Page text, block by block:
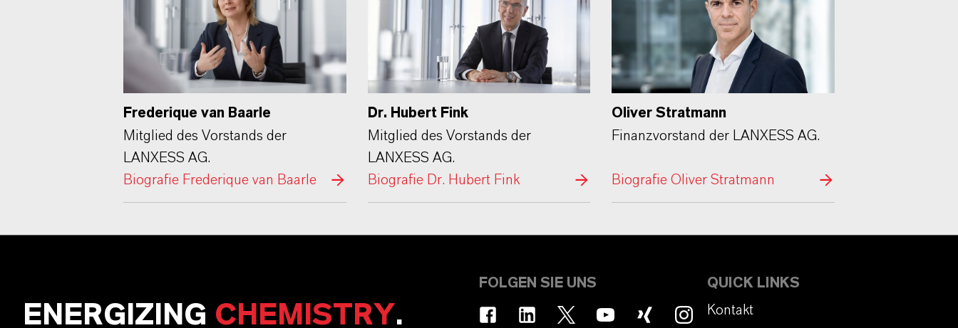
Frederique van Baarle
Mitglied des Vorstands der
LANXESS AG.
Biografie Frederique van Baarle
Dr. Hubert Fink
Mitglied des Vorstands der
LANXESS AG.
Biografie Dr. Hubert Fink
Oliver Stratmann
Finanzvorstand der LANXESS AG.
Biografie Oliver Stratmann
ENERGIZING CHEMISTRY.
FOLGEN SIE UNS
QUICK LINKS
Kontakt